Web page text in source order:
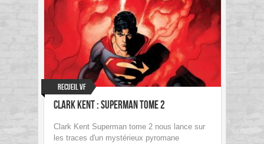
Recueil VF
Clark Kent : Superman Tome 2
Clark Kent Superman tome 2 nous lance sur
les traces d'un mystérieux pyromane